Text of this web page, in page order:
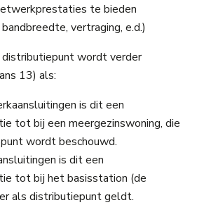
te bieden
vertraging, e.d.)
wordt verder
13) als:
is dit een
tot bij een meergezinswoning, die
wordt beschouwd.
is dit een
tot bij het basisstation (de
als distributiepunt geldt.